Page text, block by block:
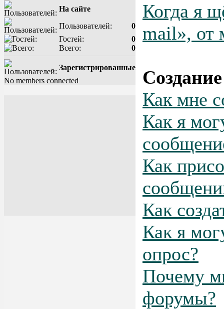
На сайте
Пользователей:
0
Гостей:
0
Всего:
0
Зарегистрированные
No members connected
Когда я
mail», от
Как мне
Как я
Как
Как
Как я
опрос?
Почему
форумы?